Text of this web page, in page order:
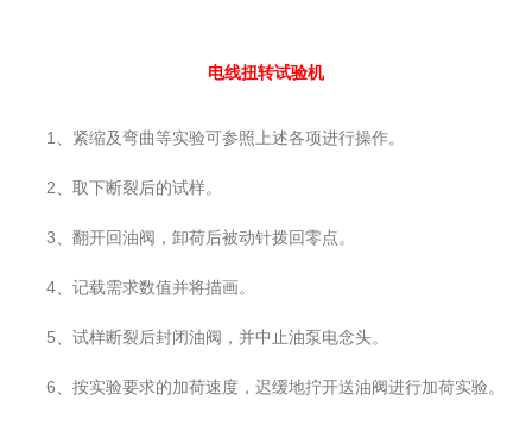
电线扭转试验机
1、紧缩及弯曲等实验可参照上述各项进行操作。
2、取下断裂后的试样。
3、翻开回油阀，卸荷后被动针拨回零点。
4、记载需求数值并将描画。
5、试样断裂后封闭油阀，并中止油泵电念头。
6、按实验要求的加荷速度，迟缓地拧开送油阀进行加荷实验。